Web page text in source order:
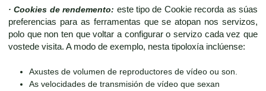
· Cookies de rendemento: este tipo de Cookie recorda as súas
preferencias para as ferramentas que se atopan nos servizos,
polo que non ten que voltar a configurar o servizo cada vez que
vostede visita. A modo de exemplo, nesta tipoloxía inclúense:
Axustes de volumen de reproductores de vídeo ou son.
As velocidades de transmisión de vídeo que sexan